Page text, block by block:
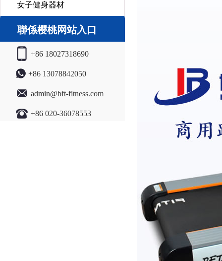
女子健身器材
聯係樱桃网站入口
+86 18027318690
+86 13078842050
admin@bft-fitness.com
+86 020-36078553